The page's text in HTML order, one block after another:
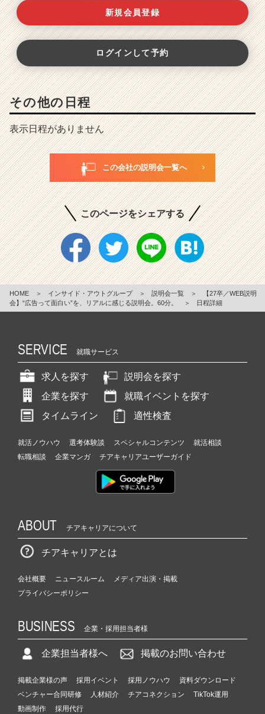
新規会員登録
ログインして予約
その他の日程
表示日程がありません
この会社の説明会一覧へ
このページをシェアする
HOME ＞ インサイド・アウトグループ ＞ 説明会一覧 ＞
【27卒／WEB説明
会】“広告って面白い”を、リアルに感じる説明会。60分。
＞ 日程詳細
SERVICE 就職サービス
求人を探す
説明会を探す
企業を探す
就職イベントを探す
タイムライン
適性検査
就活ノウハウ 選考体験談 スペシャルコンテンツ
就活相談
転職相談
企業マンガ チアキャリアユーザーガイド
ABOUT チアキャリアについて
チアキャリアとは
会社概要 ニュースルーム
メディア出演・掲載
プライバシーポリシー
BUSINESS 企業・採用担当者様
企業担当者様へ 掲載のお問い合わせ
掲載企業様の声 採用イベント 採用ノウハウ
資料ダウンロード
ベンチャー合同研修
人材紹介 チアコネクション
TikTok運用
動画制作
採用代行